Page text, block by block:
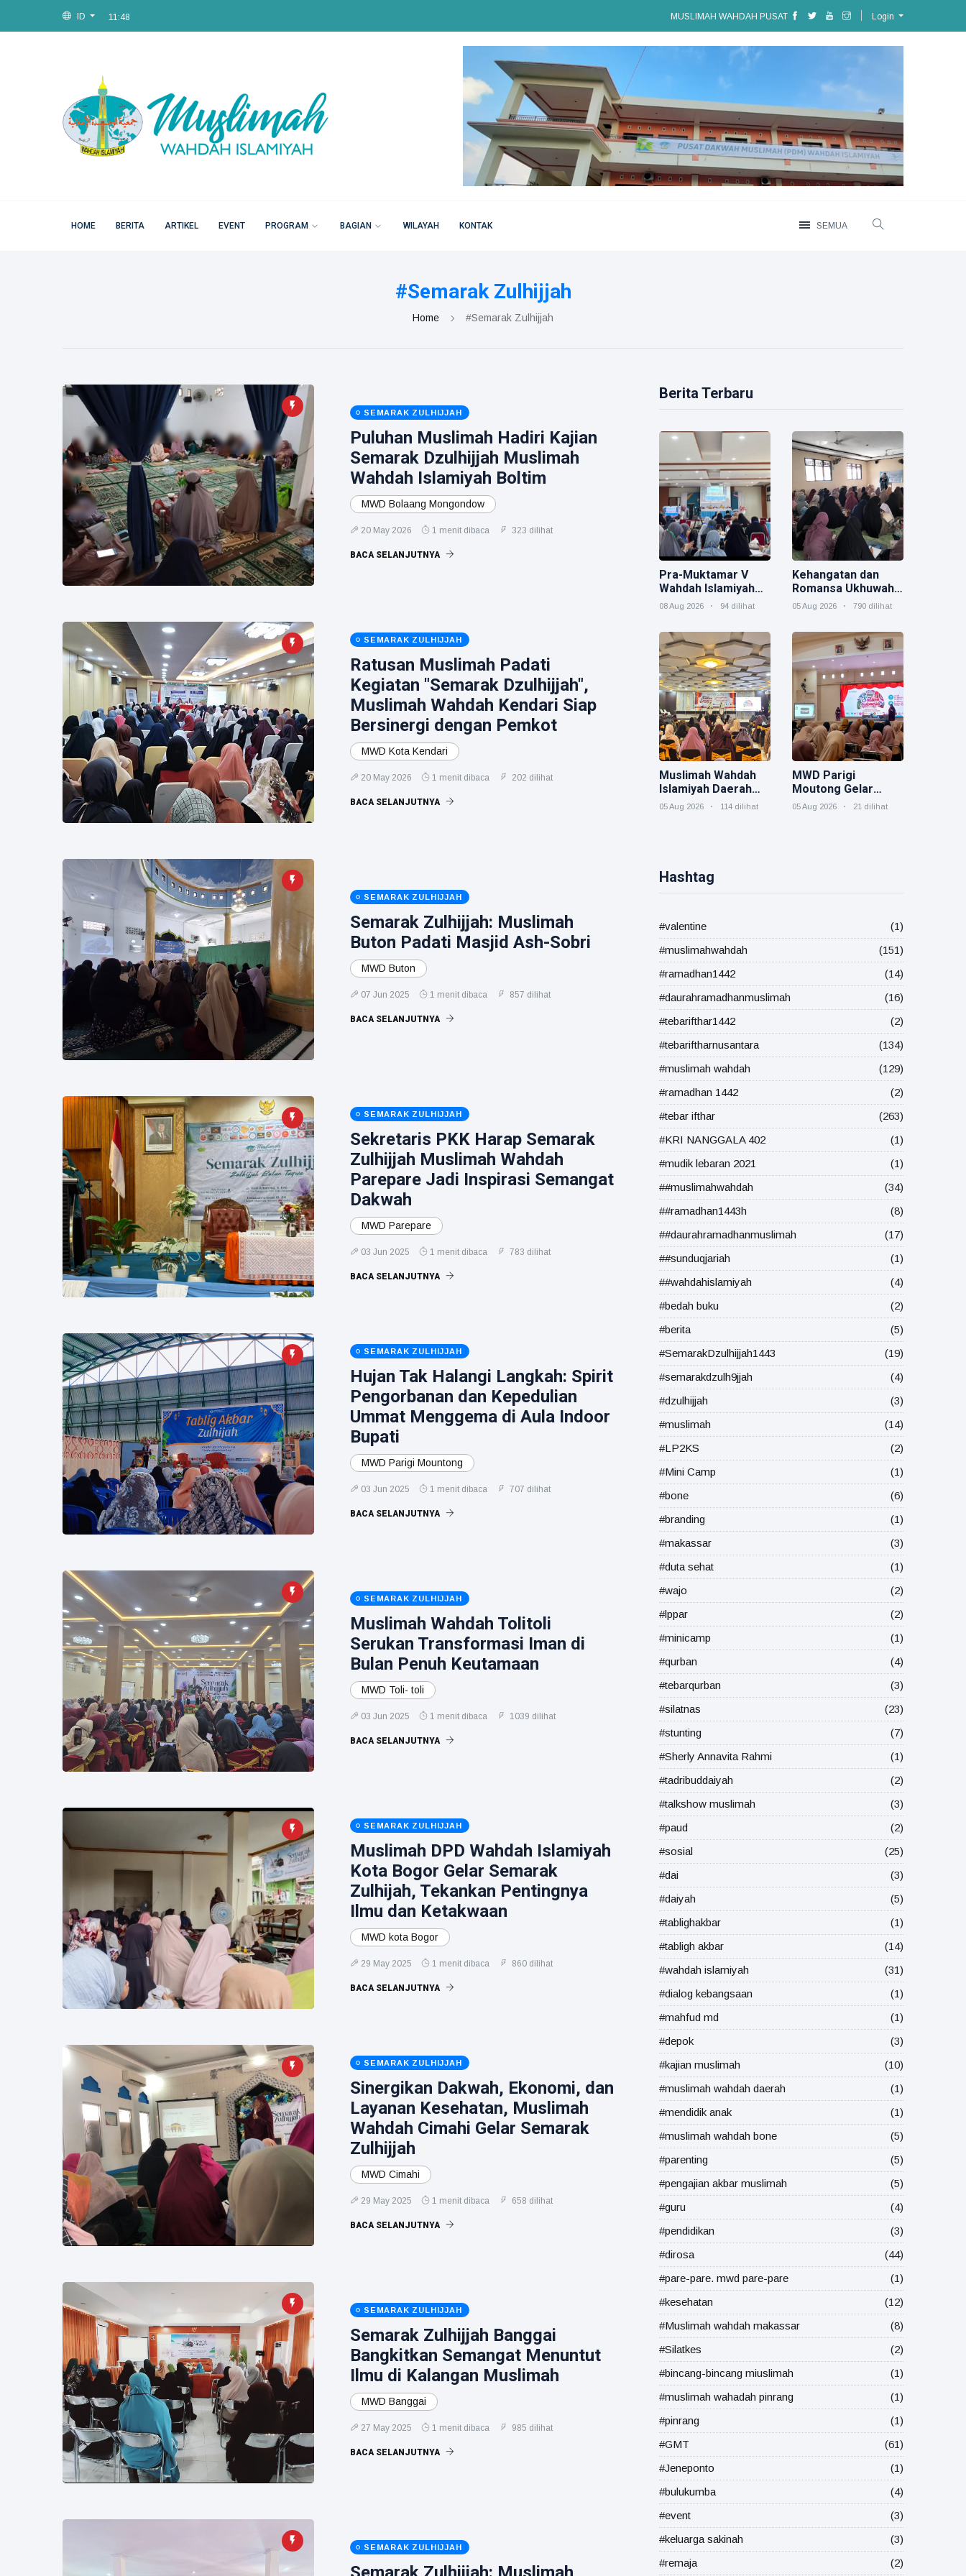
ID
11:48
Sat, 08 Aug 2026
MUSLIMAH WAHDAH PUSAT Login
SEMUA
HOME BERITA ARTIKEL EVENT PROGRAM BAGIAN WILAYAH KONTAK
#Semarak Zulhijjah
Home #Semarak Zulhijjah
SEMARAK ZULHIJJAH
Puluhan Muslimah Hadiri Kajian
Semarak Dzulhijjah Muslimah
Wahdah Islamiyah Boltim
MWD Bolaang Mongondow
20 May 2026 1 menit dibaca 323 dilihat
BACA SELANJUTNYA
SEMARAK ZULHIJJAH
Ratusan Muslimah Padati
Kegiatan "Semarak Dzulhijjah",
Muslimah Wahdah Kendari Siap
Bersinergi dengan Pemkot
MWD Kota Kendari
20 May 2026 1 menit dibaca 202 dilihat
BACA SELANJUTNYA
SEMARAK ZULHIJJAH
Semarak Zulhijjah: Muslimah
Buton Padati Masjid Ash-Sobri
MWD Buton
07 Jun 2025 1 menit dibaca 857 dilihat
BACA SELANJUTNYA
SEMARAK ZULHIJJAH
Sekretaris PKK Harap Semarak
Zulhijjah Muslimah Wahdah
Parepare Jadi Inspirasi Semangat
Dakwah
MWD Parepare
03 Jun 2025 1 menit dibaca 783 dilihat
BACA SELANJUTNYA
SEMARAK ZULHIJJAH
Hujan Tak Halangi Langkah: Spirit
Pengorbanan dan Kepedulian
Ummat Menggema di Aula Indoor
Bupati
MWD Parigi Mountong
03 Jun 2025 1 menit dibaca 707 dilihat
BACA SELANJUTNYA
SEMARAK ZULHIJJAH
Muslimah Wahdah Tolitoli
Serukan Transformasi Iman di
Bulan Penuh Keutamaan
MWD Toli- toli
03 Jun 2025 1 menit dibaca 1039 dilihat
BACA SELANJUTNYA
SEMARAK ZULHIJJAH
Muslimah DPD Wahdah Islamiyah
Kota Bogor Gelar Semarak
Zulhijah, Tekankan Pentingnya
Ilmu dan Ketakwaan
MWD kota Bogor
29 May 2025 1 menit dibaca 860 dilihat
BACA SELANJUTNYA
SEMARAK ZULHIJJAH
Sinergikan Dakwah, Ekonomi, dan
Layanan Kesehatan, Muslimah
Wahdah Cimahi Gelar Semarak
Zulhijjah
MWD Cimahi
29 May 2025 1 menit dibaca 658 dilihat
BACA SELANJUTNYA
SEMARAK ZULHIJJAH
Semarak Zulhijjah Banggai
Bangkitkan Semangat Menuntut
Ilmu di Kalangan Muslimah
MWD Banggai
27 May 2025 1 menit dibaca 985 dilihat
BACA SELANJUTNYA
SEMARAK ZULHIJJAH
Berita Terbaru
Pra-Muktamar V
Wahdah Islamiyah
Resmi Dibuka,
Perkuat Peran
dalam Arah
Strategis
Organisasi
08 Aug 2026 94 dilihat
Kehangatan dan
Romansa Ukhuwah
Muslimah dalam
Indonesia
05 Aug 2026 790 dilihat
Muslimah Wahdah
Islamiyah Daerah
Morowali Gelar
05 Aug 2026 114 dilihat
MWD Parigi
Moutong Gelar
Hybrid Salam
05 Aug 2026 21 dilihat
Hashtag
#valentine
(1)
#muslimahwahdah
(151)
#ramadhan1442
(14)
#daurahramadhanmuslimah
(16)
#tebarifthar1442
(2)
#tebariftharnusantara
(134)
#muslimah wahdah
(129)
#ramadhan 1442
(2)
#tebar ifthar
(263)
#KRI NANGGALA 402
(1)
#mudik lebaran 2021
(1)
##muslimahwahdah
(34)
##ramadhan1443h
(8)
##daurahramadhanmuslimah
(17)
##sunduqjariah
(1)
##wahdahislamiyah
(4)
#bedah buku
(2)
#berita
(5)
#SemarakDzulhijjah1443
(19)
#semarakdzulh9jjah
(4)
#dzulhijjah
(3)
#muslimah
(14)
#LP2KS
(2)
#Mini Camp
(1)
#bone
(6)
#branding
(1)
#makassar
(3)
#duta sehat
(1)
#wajo
(2)
#lppar
(2)
#minicamp
(1)
#qurban
(4)
#tebarqurban
(3)
#silatnas
(23)
#stunting
(7)
#Sherly Annavita Rahmi
(1)
#tadribuddaiyah
(2)
#talkshow muslimah
(3)
#paud
(2)
#sosial
(25)
#dai
(3)
#daiyah
(5)
#tablighakbar
(1)
#tabligh akbar
(14)
#wahdah islamiyah
(31)
#dialog kebangsaan
(1)
#mahfud md
(1)
#depok
(3)
#kajian muslimah
(10)
#muslimah wahdah daerah
(1)
#mendidik anak
(1)
#muslimah wahdah bone
(5)
#parenting
(5)
#pengajian akbar muslimah
(5)
#guru
(4)
#pendidikan
(3)
#dirosa
(44)
#pare-pare. mwd pare-pare
(1)
#kesehatan
(12)
#Muslimah wahdah makassar
(8)
#Silatkes
(2)
#bincang-bincang miuslimah
(1)
#muslimah wahadah pinrang
(1)
#pinrang
(1)
#GMT
(61)
#Jeneponto
(1)
#bulukumba
(4)
#event
(3)
#keluarga sakinah
(3)
#remaja
(2)